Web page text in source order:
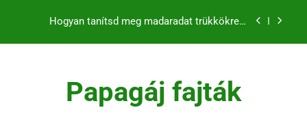
Mennyit alszik egy hullámos papagáj?
Hogyan fogjuk el a papagájt, ha kiszabadult?
Papagáj fajták